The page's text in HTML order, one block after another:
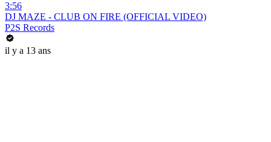
3:56
DJ MAZE - CLUB ON FIRE (OFFICIAL VIDEO)
P2S Records
il y a 13 ans